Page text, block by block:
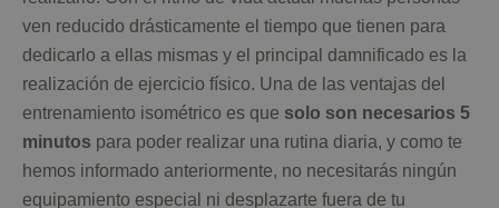
ven reducido drásticamente el tiempo que tienen para
dedicarlo a ellas mismas y el principal damnificado es la
realización de ejercicio físico. Una de las ventajas del
entrenamiento isométrico es que solo son necesarios 5
minutos para poder realizar una rutina diaria, y como te
hemos informado anteriormente, no necesitarás ningún
equipamiento especial ni desplazarte fuera de tu